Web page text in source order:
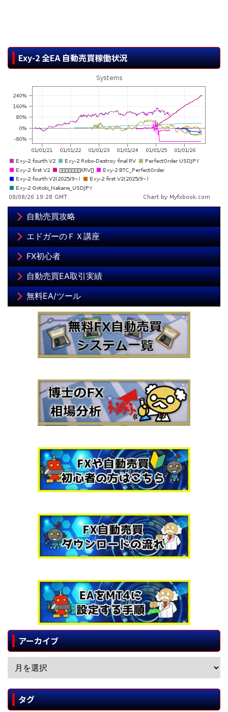
Exy-2 全EA 自動売買稼働状況
自動売買攻略
エドガーのＦＸ講座
FX初心者
自動売買EA取引実績
無料EA/ツール
アーカイブ
タグ